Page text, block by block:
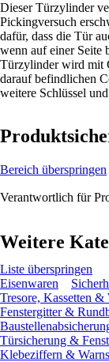
Dieser Türzylinder
Pickingversuch
dafür, dass die Tür
wenn auf einer Seite
Türzylinder wird mit
darauf befindlichen
weitere Schlüssel
Bereich überspringen
Verantwortlich für
Weitere
Liste überspringen
Eisenwaren
Tresore, Kassetten &
Fenstergitter &
Türsicherung &
Klebeziffern &